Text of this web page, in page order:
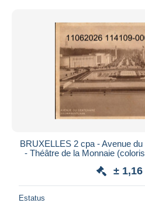
BRUXELLES 2 cpa - Avenue
- Théâtre de la Monnaie
± 1,16
Estatus